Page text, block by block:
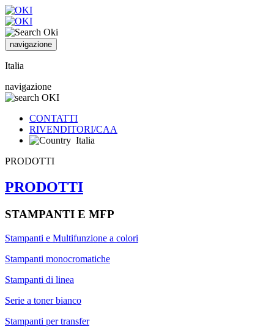
navigazione
Italia
navigazione
CONTATTI
RIVENDITORI/CAA
Italia
PRODOTTI
PRODOTTI
STAMPANTI E MFP
Stampanti e Multifunzione a colori
Stampanti monocromatiche
Stampanti di linea
Serie a toner bianco
Stampanti per transfer